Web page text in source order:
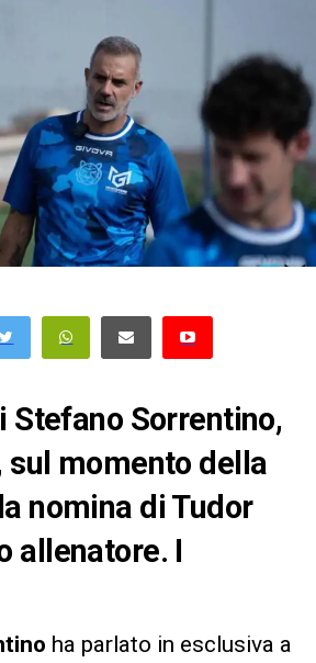
Stefano Sorrentino,
sul momento della
nomina di Tudor
allenatore. I
ha parlato in esclusiva a